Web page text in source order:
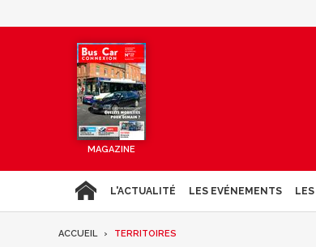
MAGAZINE
L'ACTUALITÉ LES EVÉNEMENTS
ACCUEIL TERRITOIRES